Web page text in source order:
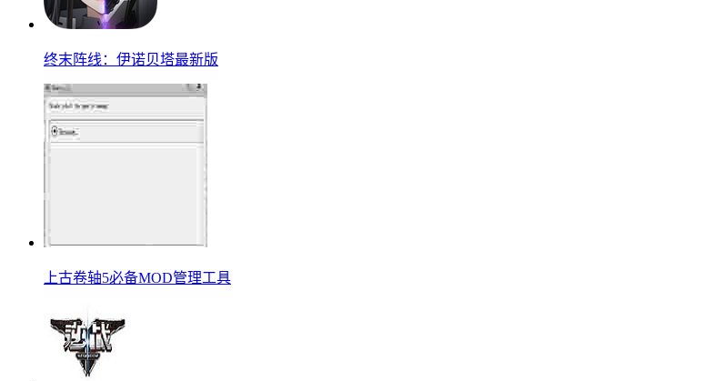
终末阵线：伊诺贝塔最新版
上古卷轴5必备MOD管理工具